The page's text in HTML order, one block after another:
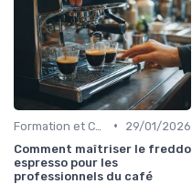
•
29/01/2026
Comment maîtriser le freddo
espresso pour les
professionnels du café